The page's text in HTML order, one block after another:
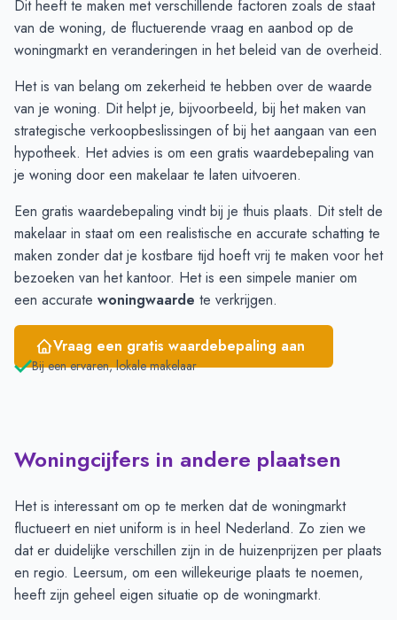
Oktober
€ 859.259
€ 695.355
November
€ 780.875
€ 810.552
December
€ 742.247
Januari
€ 588.000€ 724.384
Februari
€ 627.705 € 683.865
Maart
€ 710.240 € 722.036
April
€ 733.621 € 704.926
Mei
€ 754.633 € 666.211
Juni
€ 763.881 € 894.730
Dit heeft te maken met verschillende factoren zoals de staat
van de woning, de fluctuerende vraag en aanbod op de
woningmarkt en veranderingen in het beleid van de overheid.
Het is van belang om zekerheid te hebben over de waarde
van je woning. Dit helpt je, bijvoorbeeld, bij het maken van
strategische verkoopbeslissingen of bij het aangaan van een
hypotheek. Het advies is om een gratis waardebepaling van
je woning door een makelaar te laten uitvoeren.
Een gratis waardebepaling vindt bij je thuis plaats. Dit stelt de
makelaar in staat om een realistische en accurate schatting te
maken zonder dat je kostbare tijd hoeft vrij te maken voor het
bezoeken van het kantoor. Het is een simpele manier om
een accurate woningwaarde te verkrijgen.
Vraag een gratis waardebepaling aan
Bij een ervaren, lokale makelaar
Woningcijfers in andere plaatsen
Het is interessant om op te merken dat de woningmarkt
fluctueert en niet uniform is in heel Nederland. Zo zien we
dat er duidelijke verschillen zijn in de huizenprijzen per plaats
en regio. Leersum, om een willekeurige plaats te noemen,
heeft zijn geheel eigen situatie op de woningmarkt.